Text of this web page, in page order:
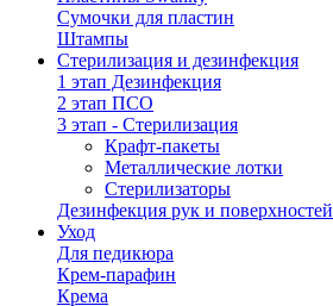
Сумочки для пластин
Штампы
Стерилизация и дезинфекция
1 этап Дезинфекция
2 этап ПСО
3 этап - Стерилизация
Крафт-пакеты
Металлические лотки
Стерилизаторы
Дезинфекция рук и поверхностей
Уход
Для педикюра
Крем-парафин
Крема